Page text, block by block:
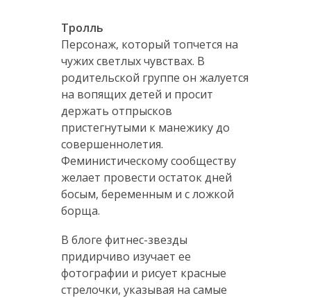
Тролль
Персонаж, который топчется на
чужих светлых чувствах. В
родительской группе он жалуется
на вопящих детей и просит
держать отпрысков
пристегнутыми к манежику до
совершеннолетия.
Феминистическому сообществу
желает провести остаток дней
босым, беременным и с ложкой
борща.
В блоге фитнес-звезды
придирчиво изучает ее
фотографии и рисует красные
стрелочки, указывая на самые